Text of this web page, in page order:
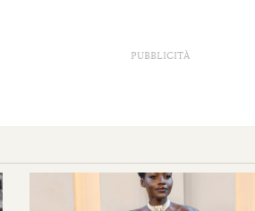
PUBBLICITÀ